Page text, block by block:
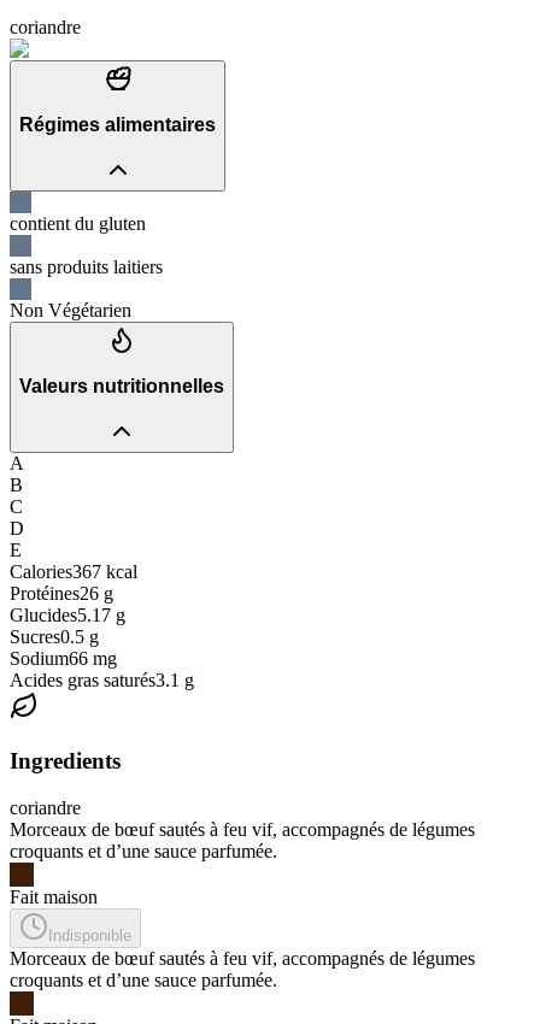
coriandre
Régimes alimentaires
contient du gluten
sans produits laitiers
Non Végétarien
Valeurs nutritionnelles
A
B
C
D
E
Calories367 kcal
Protéines26 g
Glucides5.17 g
Sucres0.5 g
Sodium66 mg
Acides gras saturés3.1 g
Ingredients
coriandre
Morceaux de bœuf sautés à feu vif, accompagnés de légumes
croquants et d’une sauce parfumée.
Fait maison
Indisponible
Morceaux de bœuf sautés à feu vif, accompagnés de légumes
croquants et d’une sauce parfumée.